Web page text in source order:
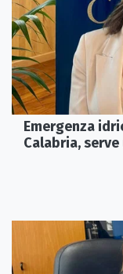
Emergenza
Calabria,